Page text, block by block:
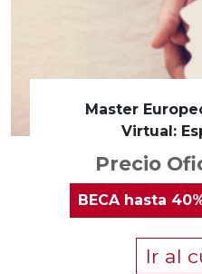
Master
Virtual:
Precio
BECA hasta
Ir al